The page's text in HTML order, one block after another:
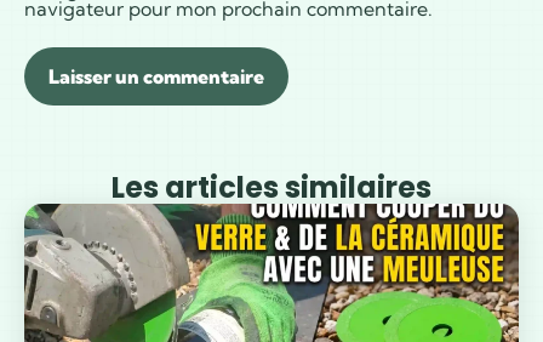
navigateur pour mon prochain commentaire.
Les articles similaires